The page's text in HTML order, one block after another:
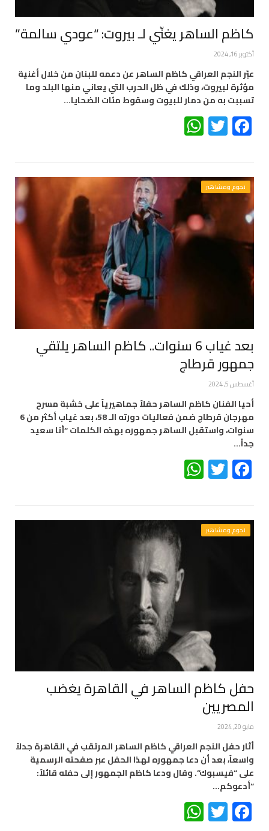
كاظم الساهر يغنّي لـ بيروت: “عودي سالمة”
أكتوبر 16, 2024
عبّر النجم العراقي كاظم الساهر عن دعمه للبنان من خلال أغنية
مؤثرة لبيروت، وذلك في ظل الحرب التي يعاني منها البلد وما
تسببت به من دمار للبيوت وسقوط مئات الضحايا…
Facebook
Twitter
نجوم ومشاهير
بعد غياب 6 سنوات.. كاظم الساهر يلتقي
جمهور قرطاج
أغسطس 5, 2024
أحيا الفنان كاظم الساهر حفلاً جماهيرياً على خشبة مسرح
مهرجان قرطاج ضمن فعاليات دورته الـ 58، بعد غياب أكثر من 6
سنوات، واستقبل الساهر جمهوره بهذه الكلمات “أنا سعيد
جداً…
Facebook
Twitter
نجوم ومشاهير
حفل كاظم الساهر في القاهرة يغضب
المصريين
مايو 20, 2024
أثار حفل النجم العراقي كاظم الساهر المرتقب في القاهرة جدلاً
واسعاً، بعد أن دعا جمهوره لهذا الحفل عبر صفحته الرسمية
على “فيسبوك”. وقال ودعا كاظم الجمهور إلى حفله قائلاً:
“أدعوكم…
Facebook
Twitter